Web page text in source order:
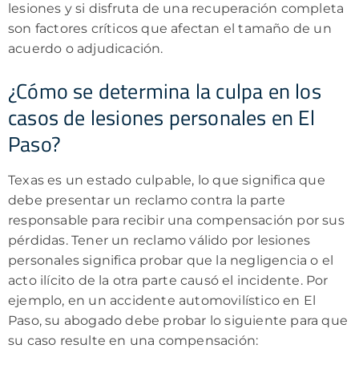
lesiones y si disfruta de una recuperación completa
son factores críticos que afectan el tamaño de un
acuerdo o adjudicación.
¿Cómo se determina la culpa en los
casos de lesiones personales en El
Paso?
Texas es un estado culpable, lo que significa que
debe presentar un reclamo contra la parte
responsable para recibir una compensación por sus
pérdidas. Tener un reclamo válido por lesiones
personales significa probar que la negligencia o el
acto ilícito de la otra parte causó el incidente. Por
ejemplo, en un accidente automovilístico en El
Paso, su abogado debe probar lo siguiente para que
su caso resulte en una compensación: